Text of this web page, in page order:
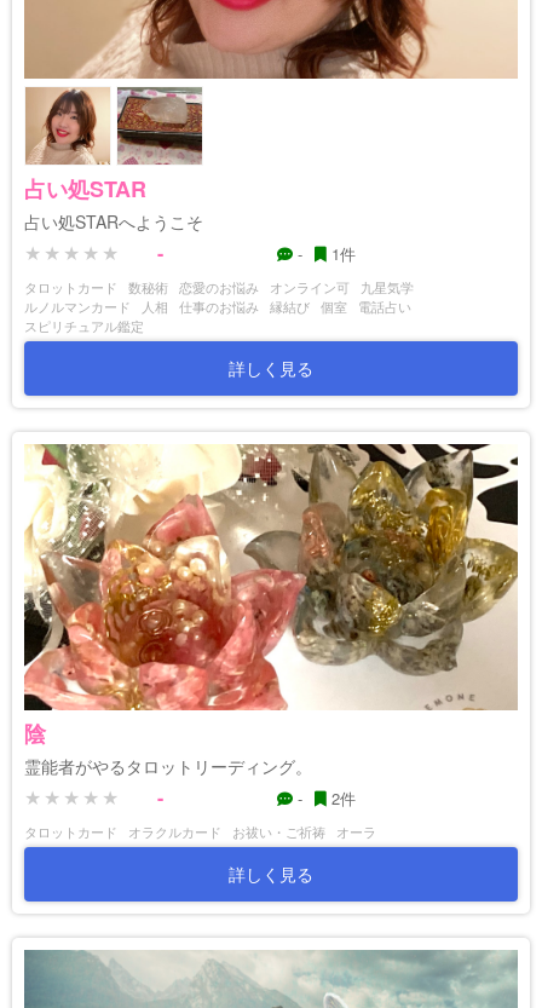
占い処STAR
占い処STARへようこそ
- - 1件
タロットカード 数秘術 恋愛のお悩み オンライン可
九星気学
ルノルマンカード
人相 仕事のお悩み 縁結び 個室
電話占い
スピリチュアル鑑定
詳しく見る
陰
霊能者がやるタロットリーディング。
- - 2件
タロットカード オラクルカード お祓い・ご祈祷 オーラ
詳しく見る